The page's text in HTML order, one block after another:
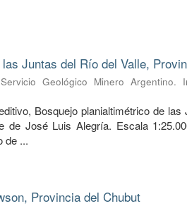
Juntas del Río del Valle,
Geológico Minero
Bosquejo planialtimétrico de
de José Luis Alegría. Escala
de ...
Provincia del Chubut